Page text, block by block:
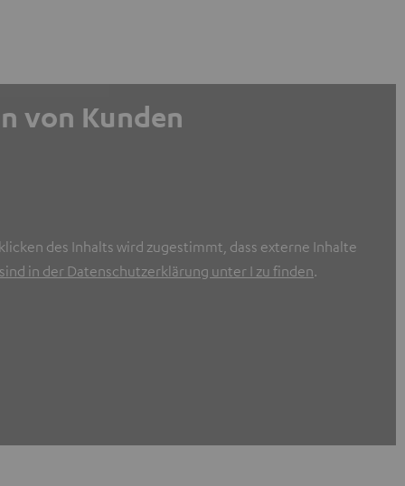
von Kunden
des Inhalts wird zugestimmt, dass externe Inhalte
in der Datenschutzerklärung unter I zu finden.